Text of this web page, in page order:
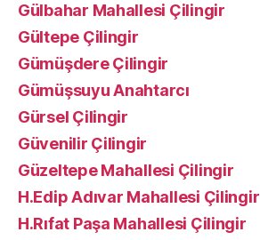
Gülbahar Mahallesi Çilingir
Gültepe Çilingir
Gümüşdere Çilingir
Gümüşsuyu Anahtarcı
Gürsel Çilingir
Güvenilir Çilingir
Güzeltepe Mahallesi Çilingir
H.Edip Adıvar Mahallesi Çilingir
H.Rıfat Paşa Mahallesi Çilingir